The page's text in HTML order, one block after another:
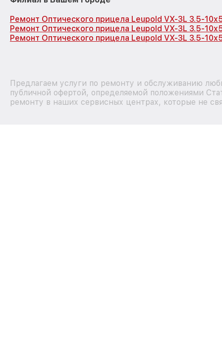
Ремонт Оптического прицела Leupold VX-3L 3.5-
Ремонт Оптического прицела Leupold VX-3L 3.5-
Ремонт Оптического прицела Leupold VX-3L 3.5-
Предлагаем услуги по ремонту и обслуживанию
публичной офертой, определяемой положениями
ремонту в наших сервисных центрах, которые не